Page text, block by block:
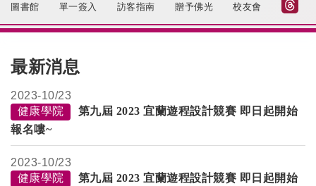
圖書館 單一簽入 訪客指南 贈予佛光 校友會
最新消息
2023-10/23
健康學院
第九屆 2023 宜蘭遊程設計競賽 即日起開始
報名嘍~
2023-10/23
健康學院
第九屆 2023 宜蘭遊程設計競賽 即日起開始